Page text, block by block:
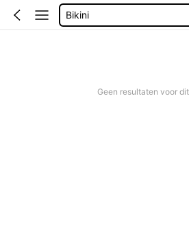
Bikini
Geen resultaten voor